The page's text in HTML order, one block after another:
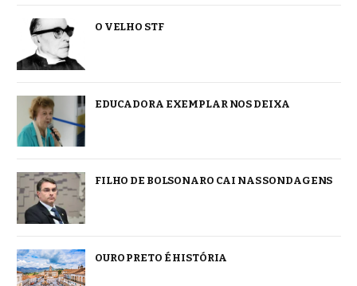
O VELHO STF
EDUCADORA EXEMPLAR NOS DEIXA
FILHO DE BOLSONARO CAI NAS SONDAGENS
OURO PRETO É HISTÓRIA